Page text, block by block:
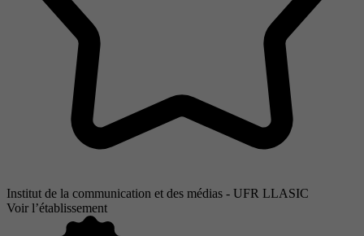
Institut de la communication et des médias - UFR LLASIC
Voir l’établissement